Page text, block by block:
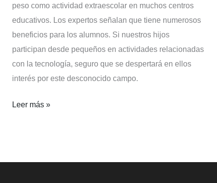
peso como actividad extraescolar en muchos centros
educativos. Los expertos señalan que tiene numerosos
beneficios para los alumnos. Si nuestros hijos
participan desde pequeños en actividades relacionadas
con la tecnología, seguro que se despertará en ellos
interés por este desconocido campo.
Leer más »